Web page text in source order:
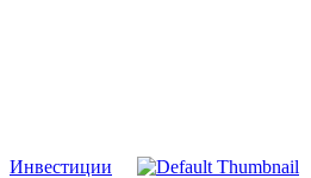
Инвестиции